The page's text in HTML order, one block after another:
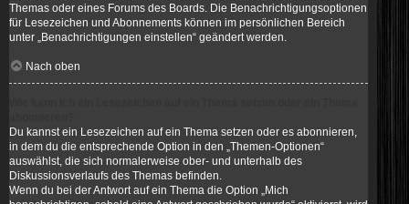
Themas oder eines Forums des Boards. Die Benachrichtigungsoptionen
für Lesezeichen und Abonnements können im persönlichen Bereich
unter „Benachrichtigungen einstellen“ geändert werden.
Nach oben
Du kannst ein Lesezeichen auf ein Thema setzen oder es abonnieren,
in dem du die entsprechende Option in den „Themen-Optionen“
auswählst, die sich normalerweise ober- und unterhalb des
Diskussionsverlaufs des Themas befinden.
Wenn du bei der Antwort auf ein Thema die Option „Mich